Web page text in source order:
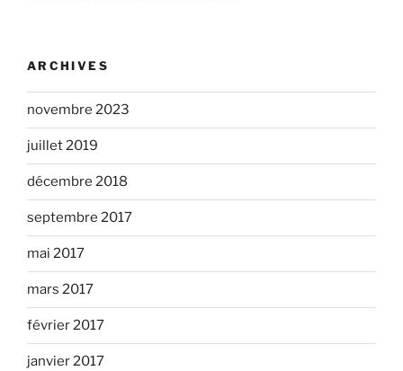
ARCHIVES
novembre 2023
juillet 2019
décembre 2018
septembre 2017
mai 2017
mars 2017
février 2017
janvier 2017